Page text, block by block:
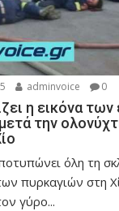
adminvoice 0
η εικόνα
την
όλη τη
πυρκαγιών στη
γύρο...